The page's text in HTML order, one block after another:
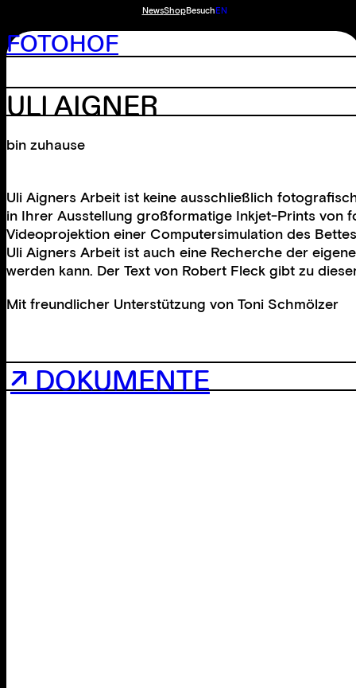
NewsShopBesuchEN
FOTOHOF
ULI AIGNER
bin zuhause
Uli Aigners Arbeit ist keine ausschließlich
in Ihrer Ausstellung großformatige Inkjet-Prints von
Videoprojektion einer Computersimulation des
Uli Aigners Arbeit ist auch eine Recherche der
werden kann. Der Text von Robert Fleck gibt zu
Mit freundlicher Unterstützung von Toni Schmölzer
↗ DOKUMENTE